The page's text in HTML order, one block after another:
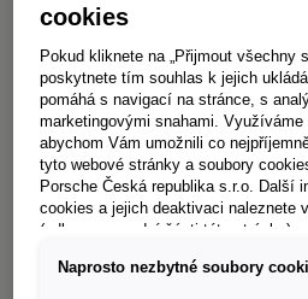
S balíčkem „VW Connect
další mobilní online služby
vozidlem. Integrovaná
dopravní informace pro
vybraným speciálním cílům
s lepší orientací.
Zůstaňte jednoduše ve
cookies
Pokud kliknete na „Přijmout všechny
poskytnete tím souhlas k jejich
pomáhá s navigací na stránce, s
marketingovými snahami.
abychom Vám umožnili co
tyto webové stránky a soubory
Porsche Česká republika s.r.o. Další
cookies a jejich deaktivaci naleznete
(odkaz ve spodní části této stránky).
Naprosto nezbytné soubory